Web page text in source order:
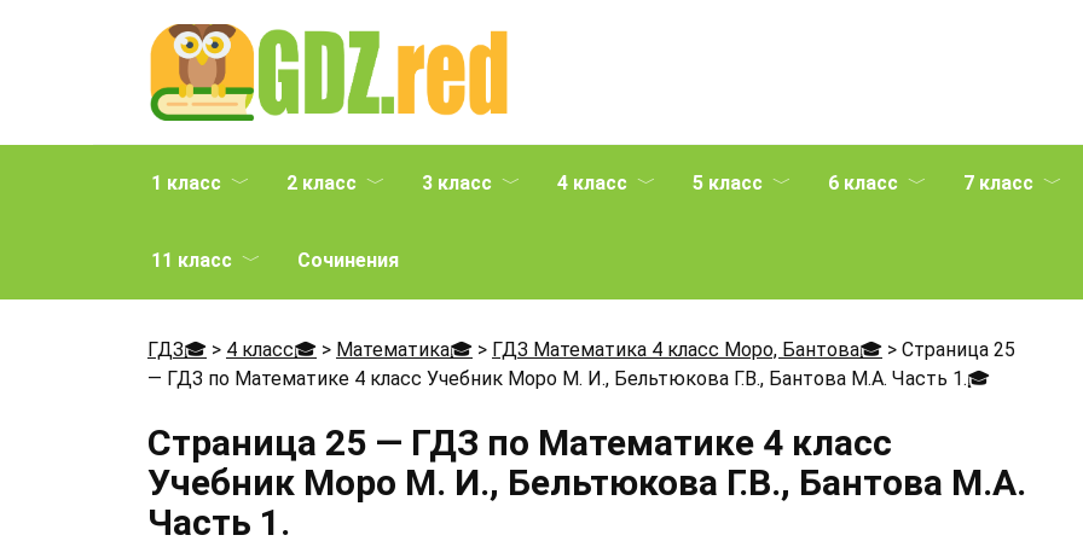
1 класс 2 класс 3 класс 4 класс 5 класс 6 класс 7 класс
11 класс Сочинения
ГДЗ🎓 > 4 класс🎓 > Математика🎓 > ГДЗ Математика 4 класс Моро, Бантова🎓 > Страница 25
— ГДЗ по Математике 4 класс Учебник Моро М. И., Бельтюкова Г.В., Бантова М.А. Часть 1.🎓
Страница 25 — ГДЗ по Математике 4 класс
Учебник Моро М. И., Бельтюкова Г.В., Бантова М.А.
Часть 1.